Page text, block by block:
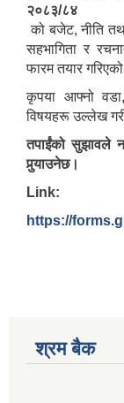
२०८३/८४
को बजेट, नीति
सहभागिता र
फारम तयार गरिएको
कृपया आफ्नो
विषयहरू उल्लेख गरी
तपाईंको सुझावले
पुर्‍याउनेछ।
Link:
https://
श्रम बैक